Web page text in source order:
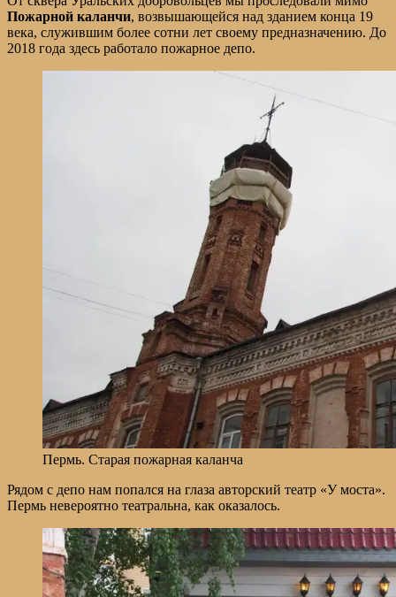
Пожарной каланчи, возвышающейся над зданием конца 19
века, служившим более сотни лет своему предназначению. До
2018 года здесь работало пожарное депо.
Пермь. Старая пожарная каланча
Рядом с депо нам попался на глаза авторский театр «У моста».
Пермь невероятно театральна, как оказалось.